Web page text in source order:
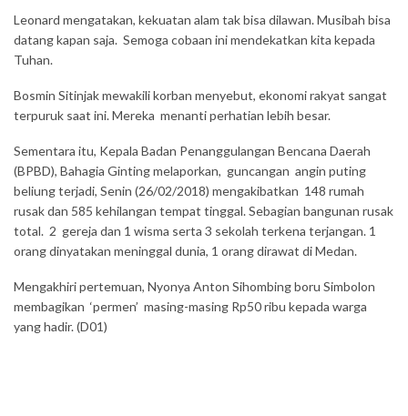
Leonard mengatakan, kekuatan alam tak bisa dilawan. Musibah bisa
datang kapan saja. Semoga cobaan ini mendekatkan kita kepada
Tuhan.
Bosmin Sitinjak mewakili korban menyebut, ekonomi rakyat sangat
terpuruk saat ini. Mereka menanti perhatian lebih besar.
Sementara itu, Kepala Badan Penanggulangan Bencana Daerah
(BPBD), Bahagia Ginting melaporkan, guncangan angin puting
beliung terjadi, Senin (26/02/2018) mengakibatkan 148 rumah
rusak dan 585 kehilangan tempat tinggal. Sebagian bangunan rusak
total. 2 gereja dan 1 wisma serta 3 sekolah terkena terjangan. 1
orang dinyatakan meninggal dunia, 1 orang dirawat di Medan.
Mengakhiri pertemuan, Nyonya Anton Sihombing boru Simbolon
membagikan ‘permen’ masing-masing Rp50 ribu kepada warga
yang hadir. (D01)